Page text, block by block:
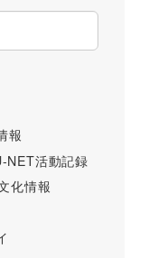
報
NET活動記録
化情報